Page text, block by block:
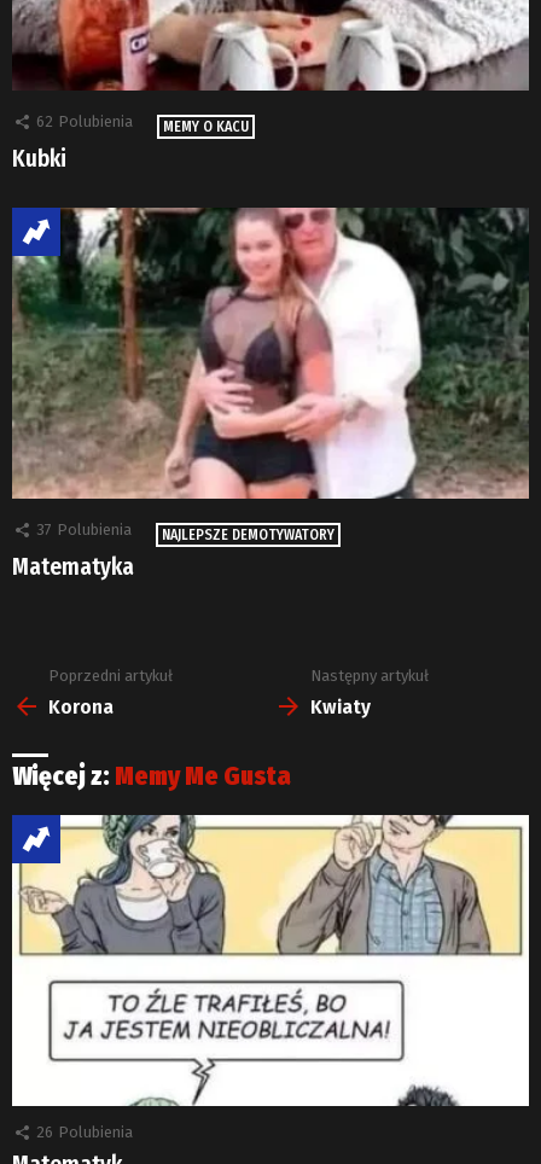
62 Polubienia MEMY O KACU
Kubki
37 Polubienia NAJLEPSZE DEMOTYWATORY
Matematyka
Zobacz
więcej
Poprzedni artykuł
Korona
Następny artykuł
Kwiaty
Więcej z: Memy Me Gusta
26 Polubienia